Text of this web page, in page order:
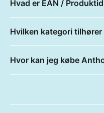
Hvad er EAN /
Hvilken kategori
Hvor kan jeg købe